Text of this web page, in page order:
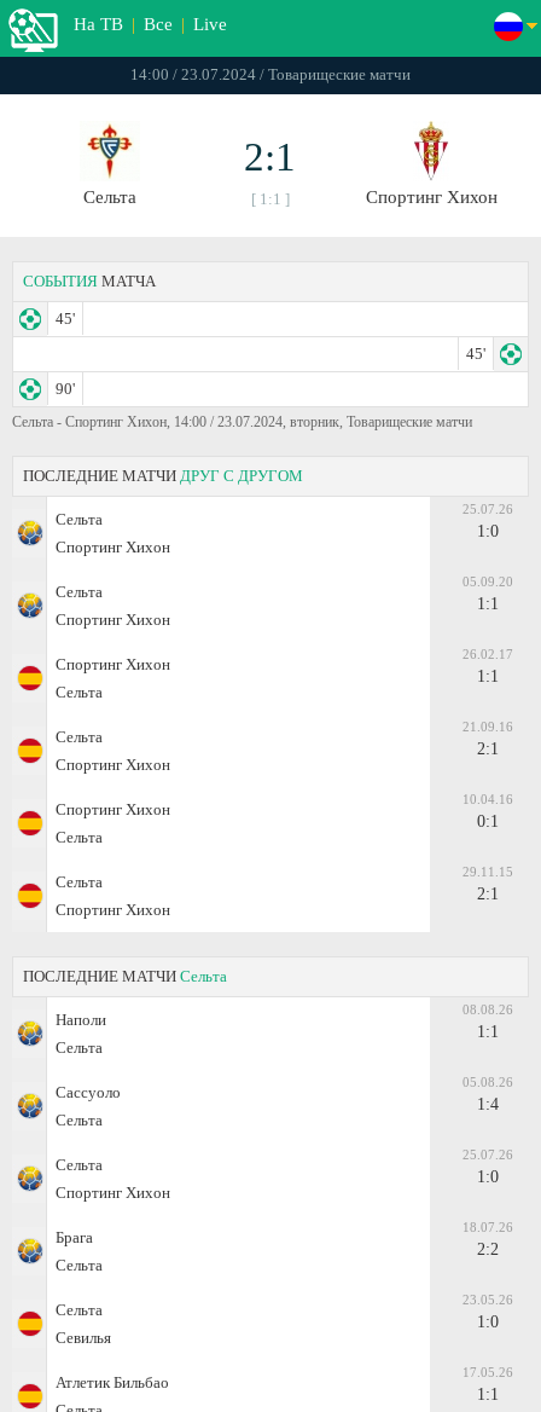
На ТВ | Все | Live
14:00 / 23.07.2024 / Товарищеские матчи
Сельта
2:1
[ 1:1 ] Спортинг Хихон
СОБЫТИЯ МАТЧА
45'
45'
90'
Сельта - Спортинг Хихон, 14:00 / 23.07.2024, вторник, Товарищеские матчи
ПОСЛЕДНИЕ МАТЧИ ДРУГ С ДРУГОМ
Сельта
Спортинг Хихон
25.07.26
1:0
Сельта
Спортинг Хихон
05.09.20
1:1
Спортинг Хихон
Сельта
26.02.17
1:1
Сельта
Спортинг Хихон
21.09.16
2:1
Спортинг Хихон
Сельта
10.04.16
0:1
Сельта
Спортинг Хихон
29.11.15
2:1
ПОСЛЕДНИЕ МАТЧИ Сельта
Наполи
Сельта
08.08.26
1:1
Сассуоло
Сельта
05.08.26
1:4
Сельта
Спортинг Хихон
25.07.26
1:0
Брага
Сельта
18.07.26
2:2
Сельта
Севилья
23.05.26
1:0
Атлетик Бильбао
17.05.26
1:1